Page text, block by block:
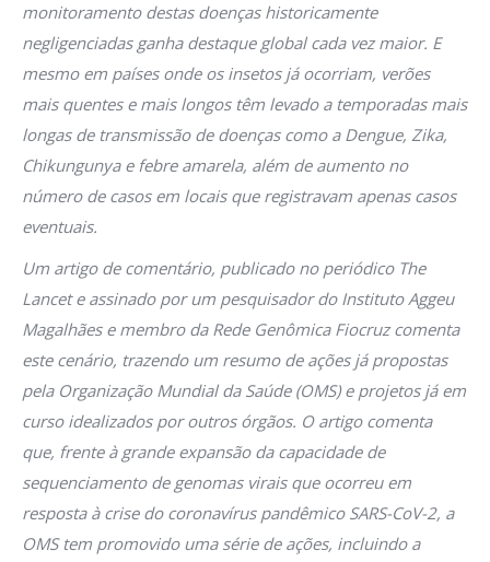
monitoramento destas doenças historicamente
negligenciadas ganha destaque global cada vez maior. E
mesmo em países onde os insetos já ocorriam, verões
mais quentes e mais longos têm levado a temporadas mais
longas de transmissão de doenças como a Dengue, Zika,
Chikungunya e febre amarela, além de aumento no
número de casos em locais que registravam apenas casos
eventuais.
Um artigo de comentário, publicado no periódico The
Lancet e assinado por um pesquisador do Instituto Aggeu
Magalhães e membro da Rede Genômica Fiocruz comenta
este cenário, trazendo um resumo de ações já propostas
pela Organização Mundial da Saúde (OMS) e projetos já em
curso idealizados por outros órgãos. O artigo comenta
que, frente à grande expansão da capacidade de
sequenciamento de genomas virais que ocorreu em
resposta à crise do coronavírus pandêmico SARS-CoV-2, a
OMS tem promovido uma série de ações, incluindo a